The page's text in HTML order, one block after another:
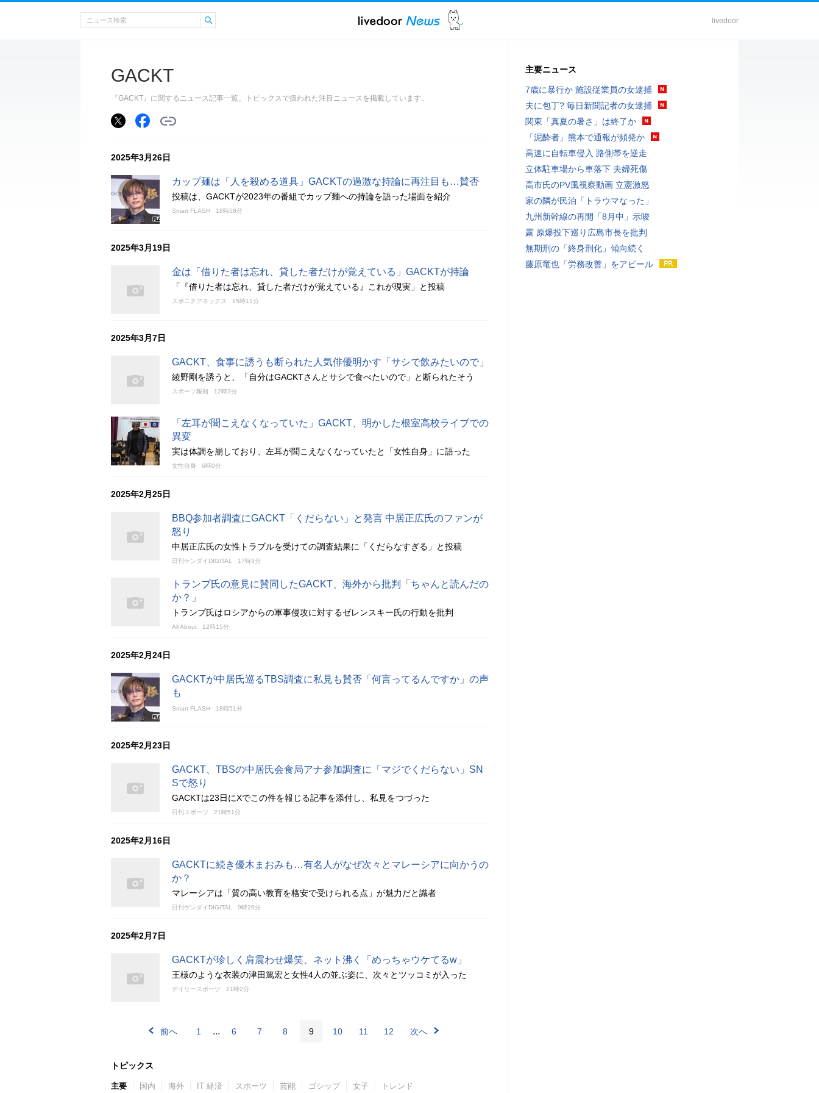
livedoor
GACKT
『GACKT』に関するニュース記事一覧。トピックスで扱われた注目ニュースを掲載しています。
2025年3月26日
カップ麺は「人を殺める道具」GACKTの過激な持論に再注目も…賛否
投稿は、GACKTが2023年の番組でカップ麺への持論を語った場面を紹介
Smart FLASH 18時58分
2025年3月19日
金は「借りた者は忘れ、貸した者だけが覚えている」GACKTが持論
「『借りた者は忘れ、貸した者だけが覚えている』これが現実」と投稿
スポニチアネックス 15時11分
2025年3月7日
GACKT、食事に誘うも断られた人気俳優明かす「サシで飲みたいので」
綾野剛を誘うと、「自分はGACKTさんとサシで食べたいので」と断られたそう
スポーツ報知 12時3分
「左耳が聞こえなくなっていた」GACKT、明かした根室高校ライブでの
異変
実は体調を崩しており、左耳が聞こえなくなっていたと「女性自身」に語った
女性自身 6時0分
2025年2月25日
BBQ参加者調査にGACKT「くだらない」と発言 中居正広氏のファンが
怒り
中居正広氏の女性トラブルを受けての調査結果に「くだらなすぎる」と投稿
日刊ゲンダイDIGITAL 17時3分
トランプ氏の意見に賛同したGACKT、海外から批判「ちゃんと読んだの
か？」
トランプ氏はロシアからの軍事侵攻に対するゼレンスキー氏の行動を批判
All About 12時15分
2025年2月24日
GACKTが中居氏巡るTBS調査に私見も賛否「何言ってるんですか」の声
も
Smart FLASH 18時51分
2025年2月23日
GACKT、TBSの中居氏会食局アナ参加調査に「マジでくだらない」SN
Sで怒り
GACKTは23日にXでこの件を報じる記事を添付し、私見をつづった
日刊スポーツ 21時51分
2025年2月16日
GACKTに続き優木まおみも…有名人がなぜ次々とマレーシアに向かうの
か？
マレーシアは「質の高い教育を格安で受けられる点」が魅力だと識者
日刊ゲンダイDIGITAL 9時26分
2025年2月7日
GACKTが珍しく肩震わせ爆笑、ネット沸く「めっちゃウケてるw」
王様のような衣装の津田篤宏と女性4人の並ぶ姿に、次々とツッコミが入った
デイリースポーツ 21時2分
前へ 1 ... 6 7 8 9 10 11 12 次へ
トピックス
主要 国内 海外 IT 経済 スポーツ 芸能 ゴシップ 女子 トレンド
主要ニュース
7歳に暴行か 施設従業員の女逮捕
夫に包丁? 毎日新聞記者の女逮捕
関東「真夏の暑さ」は終了か
「泥酔者」熊本で通報が頻発か
高速に自転車侵入 路側帯を逆走
立体駐車場から車落下 夫婦死傷
高市氏のPV風視察動画 立憲激怒
家の隣が民泊「トラウマなった」
九州新幹線の再開「8月中」示唆
露 原爆投下巡り広島市長を批判
無期刑の「終身刑化」傾向続く
藤原竜也「労務改善」をアピール